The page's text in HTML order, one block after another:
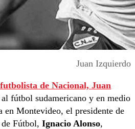
Juan Izquierdo
de Nacional, Juan
fútbol sudamericano y en medio
en Montevideo, el presidente de
Fútbol, Ignacio Alonso,